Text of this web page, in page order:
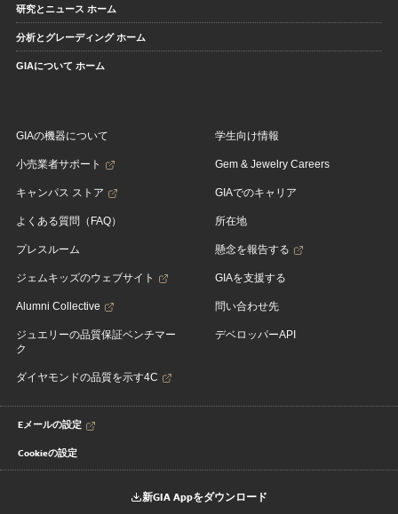
研究とニュース ホーム
分析とグレーディング ホーム
GIAについて ホーム
GIAの機器について
小売業者サポート
キャンパス ストア
よくある質問（FAQ）
プレスルーム
ジェムキッズのウェブサイト
Alumni Collective
ジュエリーの品質保証ベンチマー
ク
ダイヤモンドの品質を示す4C
学生向け情報
Gem & Jewelry Careers
GIAでのキャリア
所在地
懸念を報告する
GIAを支援する
問い合わせ先
デベロッパーAPI
Eメールの設定
Cookieの設定
新GIA Appをダウンロード